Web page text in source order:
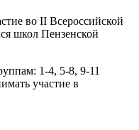
во II Всероссийской
школ Пензенской
1-4, 5-8, 9-11
участие в